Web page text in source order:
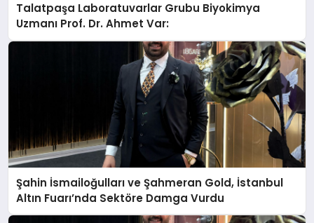
Talatpaşa Laboratuvarlar Grubu Biyokimya
Uzmanı Prof. Dr. Ahmet Var:
Şahin İsmailoğulları ve Şahmeran Gold, İstanbul
Altın Fuarı’nda Sektöre Damga Vurdu